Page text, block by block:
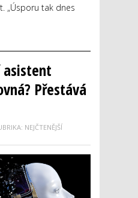
„Úsporu tak dnes
Přestává
NEJČTENĚJŠÍ